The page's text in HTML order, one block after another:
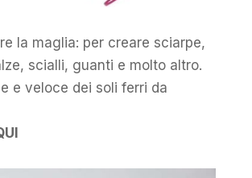
la maglia: per creare sciarpe,
scialli, guanti e molto altro.
e veloce dei soli ferri da